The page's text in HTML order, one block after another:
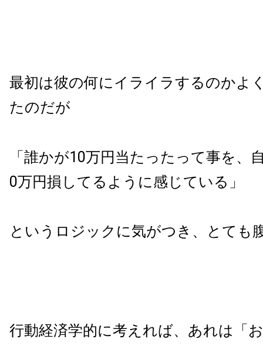
最初は彼の何にイライラするのかよ
たのだが
「誰かが10万円当たったって事を、
0万円損してるように感じている」
というロジックに気がつき、とても
行動経済学的に考えれば、あれは「